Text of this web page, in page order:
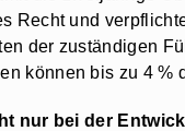
Recht und
der zuständigen
können bis zu 4 %
nur bei der